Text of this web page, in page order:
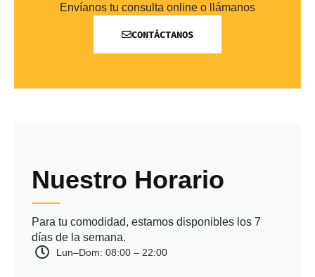
Envíanos tu consulta online o llámanos
CONTÁCTANOS
Nuestro Horario
Para tu comodidad, estamos disponibles los 7
días de la semana.
Lun–Dom: 08:00 – 22:00